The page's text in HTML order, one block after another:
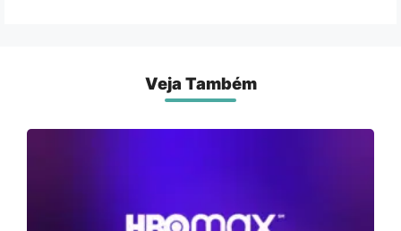
Veja Também